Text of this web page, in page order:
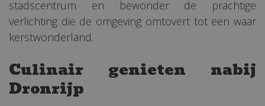
stadscentrum en bewonder de prachtige
verlichting die de omgeving omtovert tot een waar
kerstwonderland.
Culinair genieten nabij
Dronrijp